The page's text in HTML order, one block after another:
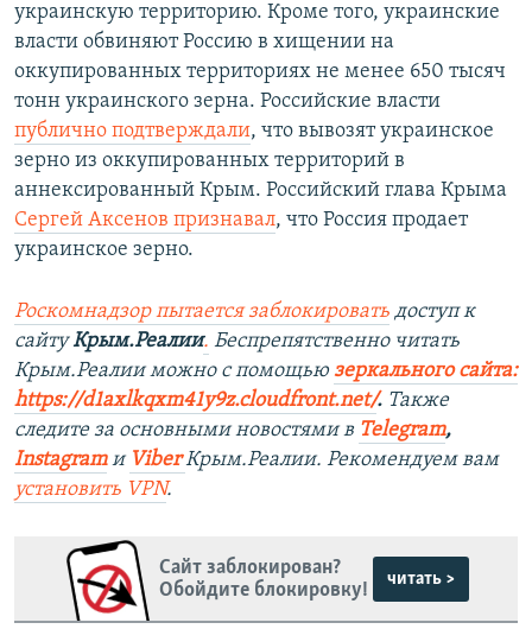
украинскую территорию. Кроме того, украинские
власти обвиняют Россию в хищении на
оккупированных территориях не менее 650 тысяч
тонн украинского зерна. Российские власти
публично подтверждали, что вывозят украинское
зерно из оккупированных территорий в
аннексированный Крым. Российский глава Крыма
Сергей Аксенов признавал, что Россия продает
украинское зерно.
Роскомнадзор пытается заблокировать доступ к
сайтуКрым.Реалии. Беспрепятственно читать
Крым.Реалии можно с помощью зеркального сайта:
https://d1axlkqxm41y9z.cloudfront.net/. ​ Также
следите за основными новостями в Telegram,
Instagram и ViberКрым.Реалии. Рекомендуем вам
установить VPN.
Сайт заблокирован?
Обойдите блокировку!
читать >